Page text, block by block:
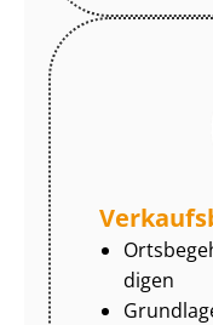
di­gen